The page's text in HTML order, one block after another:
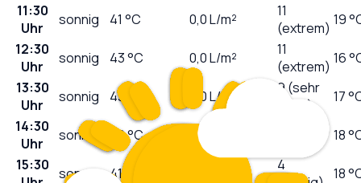
11:30
Uhr
sonnig 41 °C 0,0L/m²
11
(extrem) 19
12:30
Uhr
sonnig 43°C 0,0L/m²
11
(extrem) 16
13:30
Uhr
sonnig 43 0,0L/m²
9 (sehr
hoch)
17
14:30
Uhr
sonnig 42°C 0,0 6 (hoch) 18
15:30 sonnig 41
4
18